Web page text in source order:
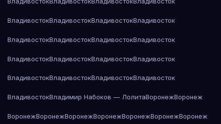
ВладивостокВладивостокВладивостокВладивосток
ВладивостокВладивостокВладивостокВладивосток
ВладивостокВладивостокВладивостокВладивосток
ВладивостокВладивостокВладивостокВладивосток
ВладивостокВладимир Набоков — ЛолитаВоронежВоронеж
ВоронежВоронежВоронежВоронежВоронежВоронежВоронеж